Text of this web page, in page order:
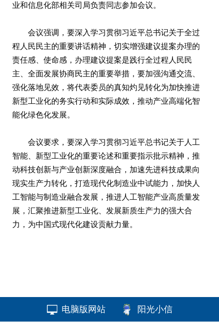
业和信息化部相关司局负责同志参加会议。
会议强调，要深入学习贯彻习近平总书记关于全过
程人民民主的重要讲话精神，切实增强建议提案办理的
责任感、使命感，办理建议提案是践行全过程人民民
主、全面发展协商民主的重要举措，要加强沟通交流、
强化落地见效，将代表委员的真知灼见转化为加快推进
新型工业化的务实行动和实际成效，推动产业高端化智
能化绿色化发展。
会议要求，要深入学习贯彻习近平总书记关于人工
智能、新型工业化的重要论述和重要指示批示精神，推
动科技创新与产业创新深度融合，加速先进科技成果向
现实生产力转化，打造现代化制造业中试能力，加快人
工智能与制造业融合发展，推进人工智能产业高质量发
展，汇聚推进新型工业化、发展新质生产力的强大合
力，为中国式现代化建设贡献力量。
电脑版网站 阳光小信